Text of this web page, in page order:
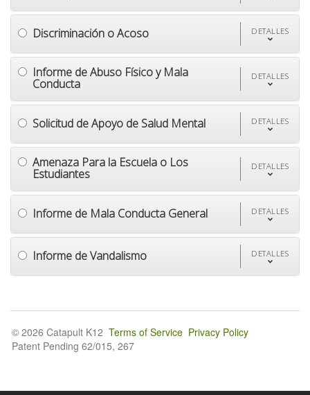
Discriminación o Acoso DETALLES
Informe de Abuso Físico y Mala
Conducta
DETALLES
Solicitud de Apoyo de Salud Mental DETALLES
Amenaza Para la Escuela o Los
Estudiantes
DETALLES
Informe de Mala Conducta General DETALLES
Informe de Vandalismo DETALLES
© 2026 Catapult K12 Terms of Service Privacy Policy
Patent Pending 62/015, 267